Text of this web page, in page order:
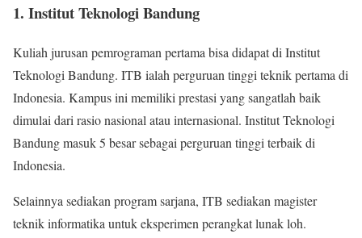
1. Institut Teknologi Bandung
Kuliah jurusan pemrograman pertama bisa didapat di Institut
Teknologi Bandung. ITB ialah perguruan tinggi teknik pertama di
Indonesia. Kampus ini memiliki prestasi yang sangatlah baik
dimulai dari rasio nasional atau internasional. Institut Teknologi
Bandung masuk 5 besar sebagai perguruan tinggi terbaik di
Indonesia.
Selainnya sediakan program sarjana, ITB sediakan magister
teknik informatika untuk eksperimen perangkat lunak loh.